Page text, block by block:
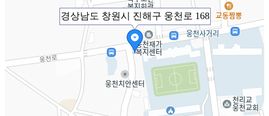
경상남도 창원시 진해구 웅천로 168